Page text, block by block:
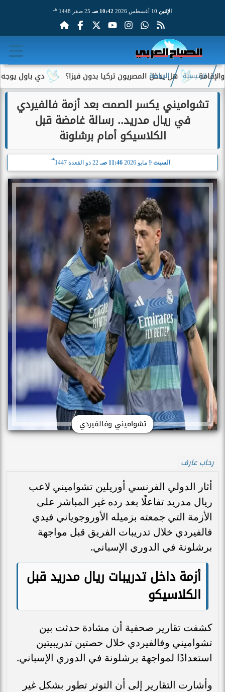
الإثنين 10:42 صـ 25 صفر 1448 هـ
دي باول يوجه رسالة هل يدخل المصريون تركيا بدون فيزا؟
الرئيسية الرياضة
تشواميني يكسر الصمت بعد أزمة فالفيردي
في ريال مدريد.. رسالة غامضة قبل
الكلاسيكو أمام برشلونة
السبت 11:46 صـ 22 ذو القعدة 1447
هـ
تشواميني وفالفيردي
رحاب عارف
أثار الدولي الفرنسي أوريلين تشواميني لاعب
ريال مدريد تفاعلًا بعد رده غير المباشر على
الأزمة التي جمعته بزميله الأوروجوياني فيدي
فالفيردي خلال تدريبات الفريق قبل مواجهة
برشلونة في الدوري الإسباني.
أزمة داخل تدريبات ريال مدريد قبل
الكلاسيكو
كشفت تقارير صحفية أن مشادة حدثت بين
تشواميني وفالفيردي خلال حصتين تدريبيتين
استعدادًا لمواجهة برشلونة في الدوري الإسباني.
وأشارت التقارير إلى أن التوتر تطور بشكل غير